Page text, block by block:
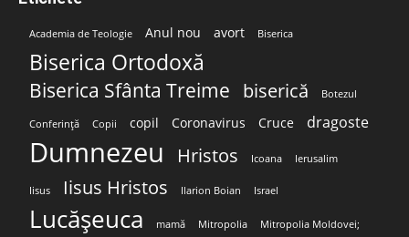
Academia de Teologie Anul nou avort Biserica
Biserica Ortodoxă
Biserica Sfânta Treime biserică Botezul
Conferință Copii copil Coronavirus Cruce dragoste
Dumnezeu Hristos Icoana Ierusalim
Iisus Iisus Hristos Ilarion Boian Israel
Lucășeuca mamă Mitropolia Mitropolia Moldovei;